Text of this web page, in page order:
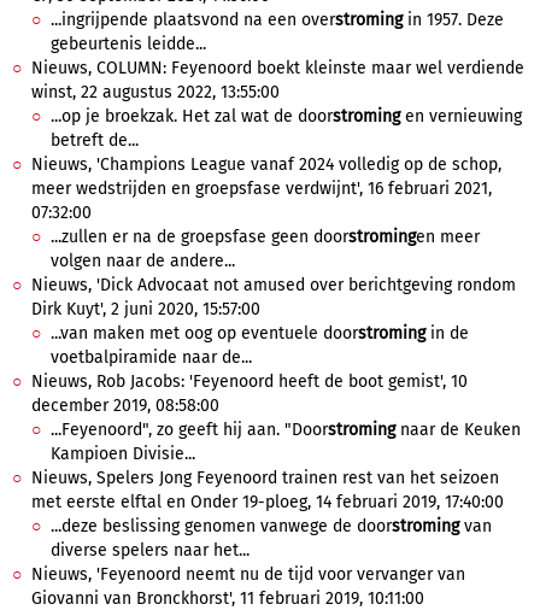
...ingrijpende plaatsvond na een overstromingin 1957. Deze
gebeurtenis leidde...
Nieuws, COLUMN: Feyenoord boekt kleinste maar wel verdiende
winst, 22 augustus 2022, 13:55:00
...op je broekzak. Het zal wat de doorstromingen vernieuwing
betreft de...
Nieuws, 'Champions League vanaf 2024 volledig op de schop,
meer wedstrijden en groepsfase verdwijnt', 16 februari 2021,
07:32:00
...zullen er na de groepsfase geen doorstromingen meer
volgen naar de andere...
Nieuws, 'Dick Advocaat not amused over berichtgeving rondom
Dirk Kuyt', 2 juni 2020, 15:57:00
...van maken met oog op eventuele doorstromingin de
voetbalpiramide naar de...
Nieuws, Rob Jacobs: 'Feyenoord heeft de boot gemist', 10
december 2019, 08:58:00
...Feyenoord", zo geeft hij aan. "Doorstromingnaar de Keuken
Kampioen Divisie...
Nieuws, Spelers Jong Feyenoord trainen rest van het seizoen
met eerste elftal en Onder 19-ploeg, 14 februari 2019, 17:40:00
...deze beslissing genomen vanwege de doorstromingvan
diverse spelers naar het...
Nieuws, 'Feyenoord neemt nu de tijd voor vervanger van
Giovanni van Bronckhorst', 11 februari 2019, 10:11:00